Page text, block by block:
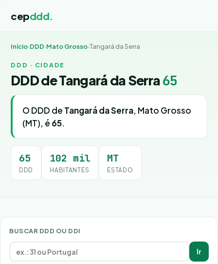
cepddd.
Início›DDD›Mato Grosso›Tangará da Serra
DDD · CIDADE
DDD de Tangará da Serra65
O DDD de Tangará da Serra, Mato Grosso
(MT), é 65.
65
DDD
102 mil
HABITANTES
MT
ESTADO
BUSCAR DDD OU DDI
Ir